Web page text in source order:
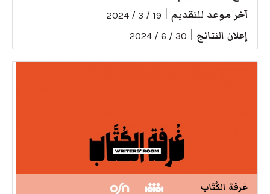
آخر موعد للتقديم 19 / 3 / 2024
إعلان النتائج 30 / 6 / 2024
غرفة الكُتّاب